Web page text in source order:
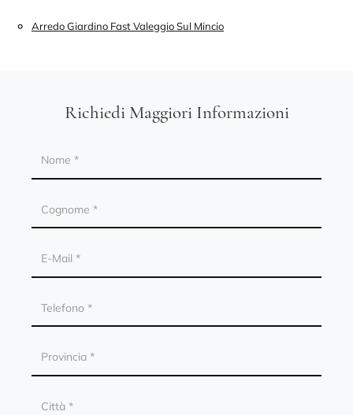
Arredo Giardino Fast Valeggio Sul Mincio
Richiedi Maggiori Informazioni